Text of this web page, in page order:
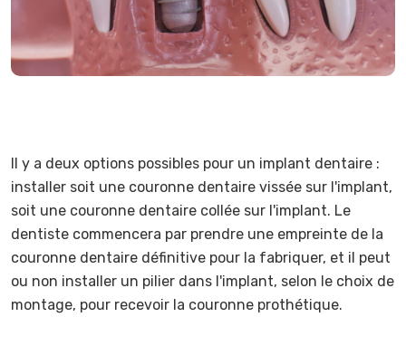
Il y a deux options possibles pour un implant dentaire :
installer soit une couronne dentaire vissée sur l'implant,
soit une couronne dentaire collée sur l'implant. Le
dentiste commencera par prendre une empreinte de la
couronne dentaire définitive pour la fabriquer, et il peut
ou non installer un pilier dans l'implant, selon le choix de
montage, pour recevoir la couronne prothétique.